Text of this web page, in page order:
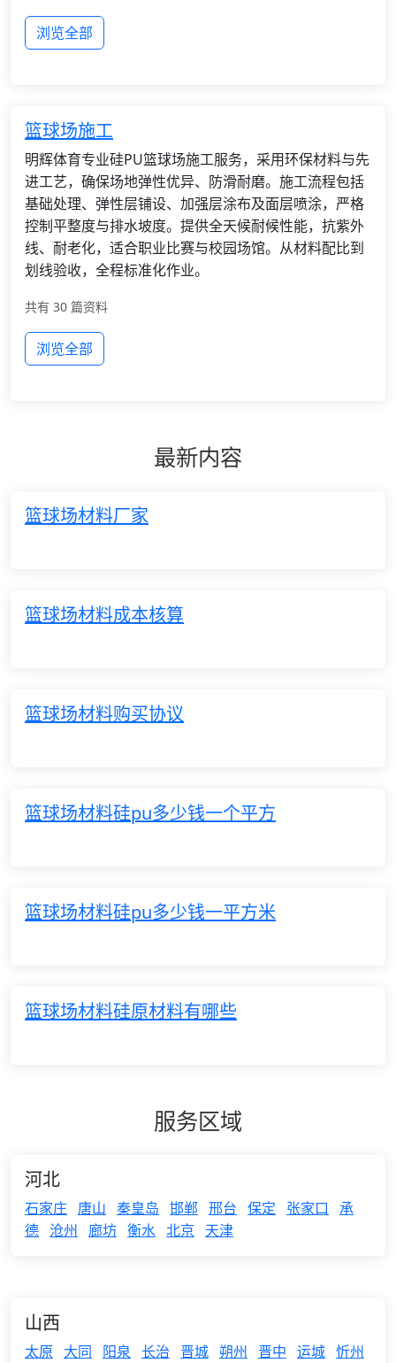
浏览全部
篮球场施工
明辉体育专业硅PU篮球场施工服务，采用环保材料与先
进工艺，确保场地弹性优异、防滑耐磨。施工流程包括
基础处理、弹性层铺设、加强层涂布及面层喷涂，严格
控制平整度与排水坡度。提供全天候耐候性能，抗紫外
线、耐老化，适合职业比赛与校园场馆。从材料配比到
划线验收，全程标准化作业。
共有 30 篇资料
浏览全部
最新内容
篮球场材料厂家
篮球场材料成本核算
篮球场材料购买协议
篮球场材料硅pu多少钱一个平方
篮球场材料硅pu多少钱一平方米
篮球场材料硅原材料有哪些
服务区域
河北
石家庄 唐山 秦皇岛 邯郸 邢台 保定 张家口
承
德 沧州 廊坊 衡水 北京 天津
山西
太原 大同 阳泉 长治 晋城 朔州 晋中 运城 忻州